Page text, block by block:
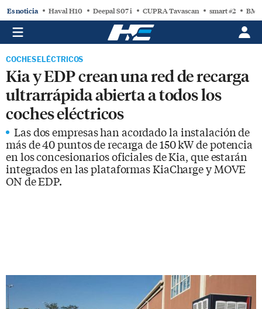
Es noticia Haval H10 Deepal S07 i CUPRA Tavascan smart #2
COCHES ELÉCTRICOS
Kia y EDP crean una red de recarga
ultrarrápida abierta a todos los
coches eléctricos
Las dos empresas han acordado la instalación de
más de 40 puntos de recarga de 150 kW de potencia
en los concesionarios oficiales de Kia, que estarán
integrados en las plataformas KiaCharge y MOVE
ON de EDP.